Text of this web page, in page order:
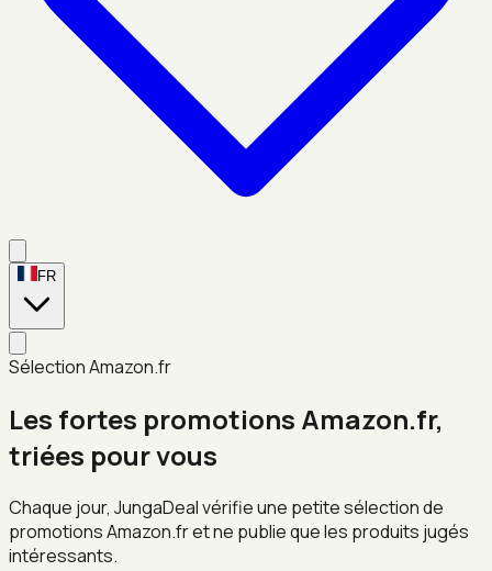
FR
Sélection Amazon.fr
Les fortes promotions Amazon.fr,
triées pour vous
Chaque jour, JungaDeal vérifie une petite sélection de
promotions Amazon.fr et ne publie que les produits jugés
intéressants.